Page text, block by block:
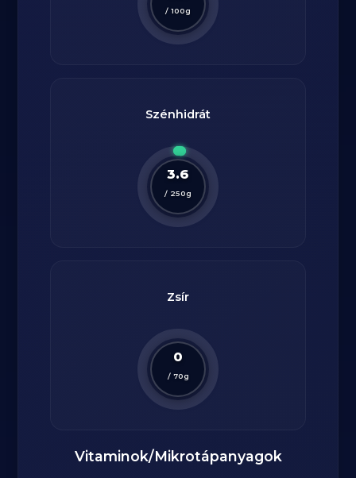
/ 100g
Szénhidrát
3.6
/ 250g
Zsír
0
/ 70g
Vitaminok/Mikrotápanyagok